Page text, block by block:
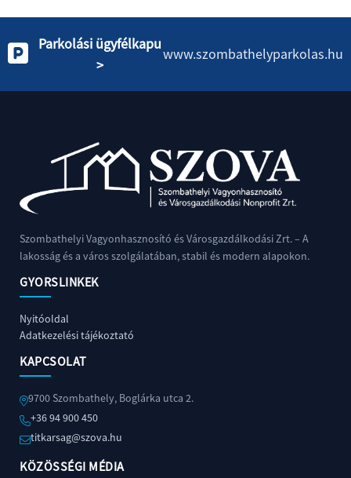
Parkolási ügyfélkapu
>
www.szombathelyparkolas.hu
Szombathelyi Vagyonhasznosító és Városgazdálkodási Zrt. – A
lakosság és a város szolgálatában, stabil és modern alapokon.
GYORSLINKEK
Nyitóoldal
Adatkezelési tájékoztató
KAPCSOLAT
9700 Szombathely, Boglárka utca 2.
+36 94 900 450
titkarsag@szova.hu
KÖZÖSSÉGI MÉDIA